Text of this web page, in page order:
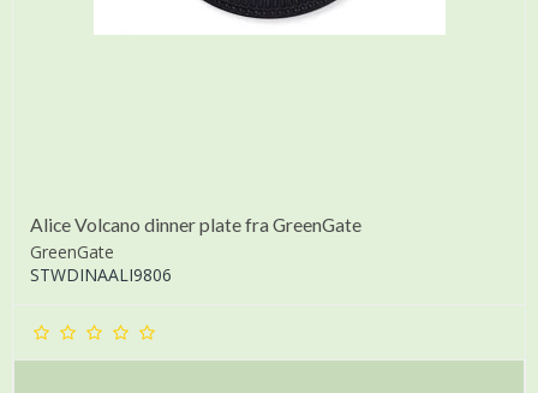
Alice Volcano dinner plate fra GreenGate
GreenGate
STWDINAALI9806